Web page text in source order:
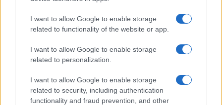
I want to allow Google to enable storage
related to functionality of the website or app.
I want to allow Google to enable storage
related to personalization.
I want to allow Google to enable storage
related to security, including authentication
functionality and fraud prevention, and other
Sangue, musica e solidarietà con Avis Olbia al
Delta Center
Meteo Olbia 9 agosto, temperature in calo